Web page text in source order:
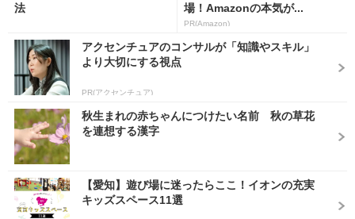
法
場！Amazonの本気が...
PR(Amazon)
アクセンチュアのコンサルが「知識やスキル」
より大切にする視点
PR(アクセンチュア)
秋生まれの赤ちゃんにつけたい名前 秋の草花
を連想する漢字
【愛知】遊び場に迷ったらここ！イオンの充実
キッズスペース11選